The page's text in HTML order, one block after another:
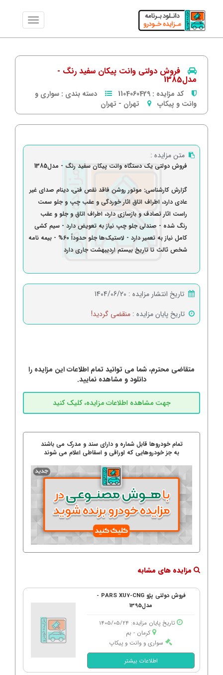
فروش دولتی وانت پیکان سفید رنگ -
مدل1385
کد مزایده : 1104060429 دسته بندی : سواری و
وانت و پیکاپ
تهران - تهران
متن مزایده :
فروش دولتی یک دستگاه وانت پیکان سفید رنگ - مدل1385
گزارش کارشناسی: موتور روشن فاقد نقص فنی، دینام صدای غیر
عادی دارد، اطراف اتاق اثار خوردگی و عقب چپ و جلو سمت
راست اثار تصادف و بازسازی دارد، اطراف اتاق و جلو و عقب
رنگ شده - صندلی جلو چپ نیاز به تعویض دارد - سیم کشی
کامل نیاز به تعمیر دارد - لاستیک‌ها جلو حدوداً 60% - بیمه نامه
شخص ثالث تا تاریخ بیستم اردیبهشت جاری دارد
تاریخ انتشار مزایده : 1404/06/20
تاریخ پایان مزایده : منقضی گردید!
متقاضی محترم، شما می توانید تمام اطلاعات این مزایده را
دانلود و مشاهده نمایید.
تمام خودروها قابل شماره و دارای سند و مدرک می باشند
به جز خودروهایی که اوراقی و اسقاطی اعلام می شوند
مزایده های مشابه
فروش دولتی پژو PARS XU7-CNG -
مدل1395
تاریخ پایان مزایده: 1405/05/24
کرمان - بم
سواری و وانت و پیکاپ
اطلاعات بیشتر